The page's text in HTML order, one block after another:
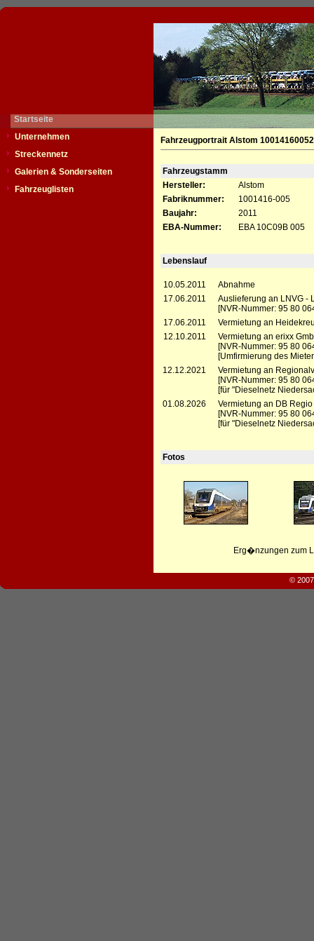
Startseite
Unternehmen
Streckennetz
Galerien & Sonderseiten
Fahrzeuglisten
Fahrzeugportrait Alstom 10014160052
Fahrzeugstamm
Hersteller:
Alstom
Fabriknummer:
1001416-005
Baujahr:
2011
EBA-Nummer:
EBA 10C09B 005
Lebenslauf
10.05.2011
Abnahme
17.06.2011
Auslieferung an LNVG -
[NVR-Nummer: 95 80
17.06.2011
Vermietung an
12.10.2011
Vermietung an erixx
[NVR-Nummer: 95 80
[Umfirmierung des
12.12.2021
Vermietung an
[NVR-Nummer: 95 80
[für "Dieselnetz
01.08.2026
Vermietung an DB
[NVR-Nummer: 95 80
[für "Dieselnetz
Fotos
Erg�nzungen zum
©